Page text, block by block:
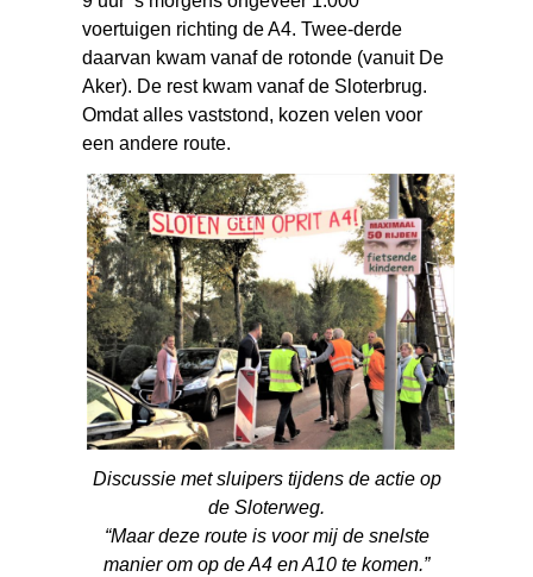
voertuigen richting de A4. Twee-derde
daarvan kwam vanaf de rotonde (vanuit De
Aker). De rest kwam vanaf de Sloterbrug.
Omdat alles vaststond, kozen velen voor
een andere route.
Discussie met sluipers tijdens de actie op
de Sloterweg.
“Maar deze route is voor mij de snelste
manier om op de A4 en A10 te komen.”